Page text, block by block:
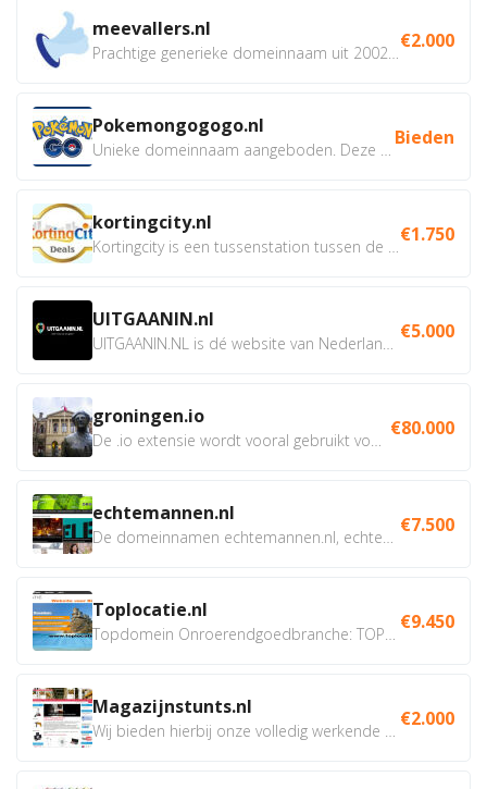
meevallers.nl €2.000
Pokemongogogo.nl Bieden
kortingcity.nl €1.750
UITGAANIN.nl €5.000
groningen.io €80.000
echtemannen.nl €7.500
Toplocatie.nl €9.450
Magazijnstunts.nl €2.000